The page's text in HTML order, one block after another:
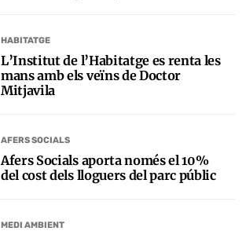
HABITATGE
L’Institut de l’Habitatge es renta les
mans amb els veïns de Doctor
Mitjavila
AFERS SOCIALS
Afers Socials aporta només el 10%
del cost dels lloguers del parc públic
MEDI AMBIENT